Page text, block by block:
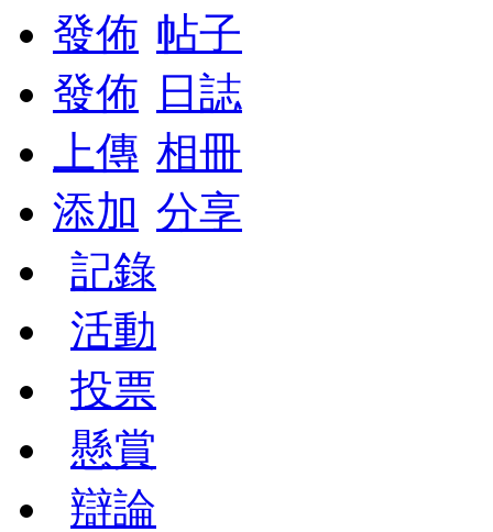
發佈 帖子
發佈
日誌
上傳 相冊
添加 分享
記錄
活動
投票
懸賞
辯論